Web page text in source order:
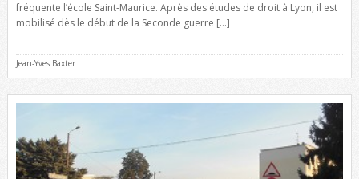
fréquente l’école Saint-Maurice. Après des études de droit à Lyon, il est
mobilisé dès le début de la Seconde guerre […]
Jean-Yves Baxter